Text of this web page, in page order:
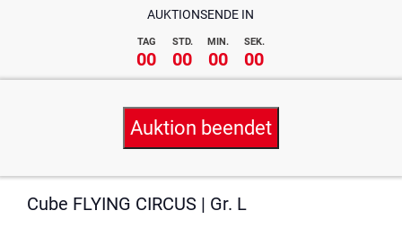
AUKTIONSENDE IN
TAG STD. MIN. SEK.
00 00 00 00
Auktion beendet
Cube FLYING CIRCUS | Gr. L